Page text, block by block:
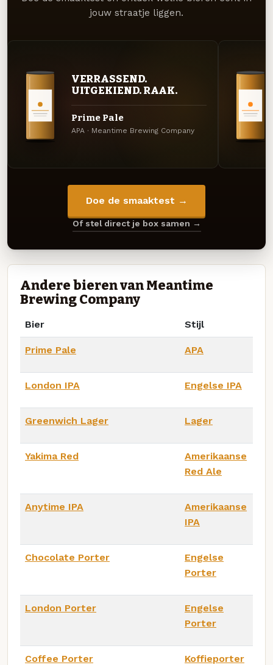
jouw straatje liggen.
VERRASSEND.
UITGEKIEND. RAAK.
Prime Pale
APA · Meantime Brewing Company
Doe de smaaktest →
Of stel direct je box samen →
Andere bieren van Meantime
Brewing Company
Bier Stijl
Prime Pale APA
London IPA Engelse IPA
Greenwich Lager Lager
Yakima Red
Amerikaanse
Red Ale
Anytime IPA
Amerikaanse
IPA
Chocolate Porter
Engelse
Porter
London Porter
Engelse
Porter
Coffee Porter Koffieporter